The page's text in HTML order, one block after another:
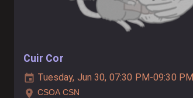
Cuir Cor
Tuesday, Jun 30, 07:30 PM-09:30 PM
CSOA CSN